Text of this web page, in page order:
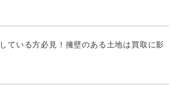
ている方必見！擁壁のある土地は買取に影